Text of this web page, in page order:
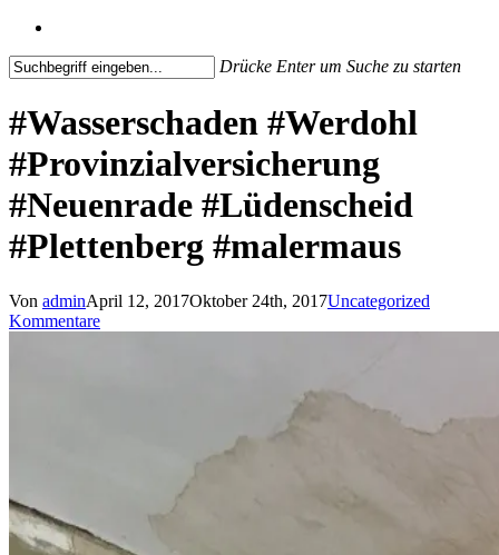
Drücke Enter um Suche zu starten
Search
#Wasserschaden #Werdohl
#Provinzialversicherung
#Neuenrade #Lüdenscheid
#Plettenberg #malermaus
Von adminApril 12, 2017Oktober 24th, 2017Uncategorized
Kommentare